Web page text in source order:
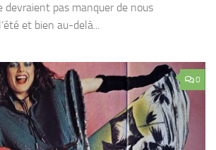
devraient pas manquer de nous
et bien au-delà...
0